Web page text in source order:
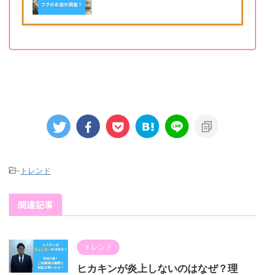
- トレンド
関連記事
トレンド
ヒカキンが炎上しないのはなぜ？理